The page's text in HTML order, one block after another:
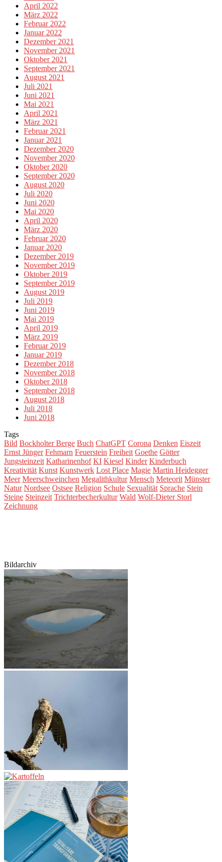
April 2022
März 2022
Februar 2022
Januar 2022
Dezember 2021
November 2021
Oktober 2021
September 2021
August 2021
Juli 2021
Juni 2021
Mai 2021
April 2021
März 2021
Februar 2021
Januar 2021
Dezember 2020
November 2020
Oktober 2020
September 2020
August 2020
Juli 2020
Juni 2020
Mai 2020
April 2020
März 2020
Februar 2020
Januar 2020
Dezember 2019
November 2019
Oktober 2019
September 2019
August 2019
Juli 2019
Juni 2019
Mai 2019
April 2019
März 2019
Februar 2019
Januar 2019
Dezember 2018
November 2018
Oktober 2018
September 2018
August 2018
Juli 2018
Juni 2018
Tags
Bild Bockholter Berge Buch ChatGPT Corona Denken Eiszeit
Ernst Jünger Fehmarn Feuerstein Freiheit Goethe Götter
Jungsteinzeit Katharinenhof KI Kiesel Kinder Kinderbuch
Kreativität Kunst Kunstwerk Lost Place Magie Martin Heidegger
Meer Meerschweinchen Megalithkultur Mensch Meteorit Münster
Natur Nordsee Ostsee Religion Schule Sexualität Sprache Stein
Steine Steinzeit Trichterbecherkultur Wald Wolf-Dieter Storl
Zeichnung
Bildarchiv